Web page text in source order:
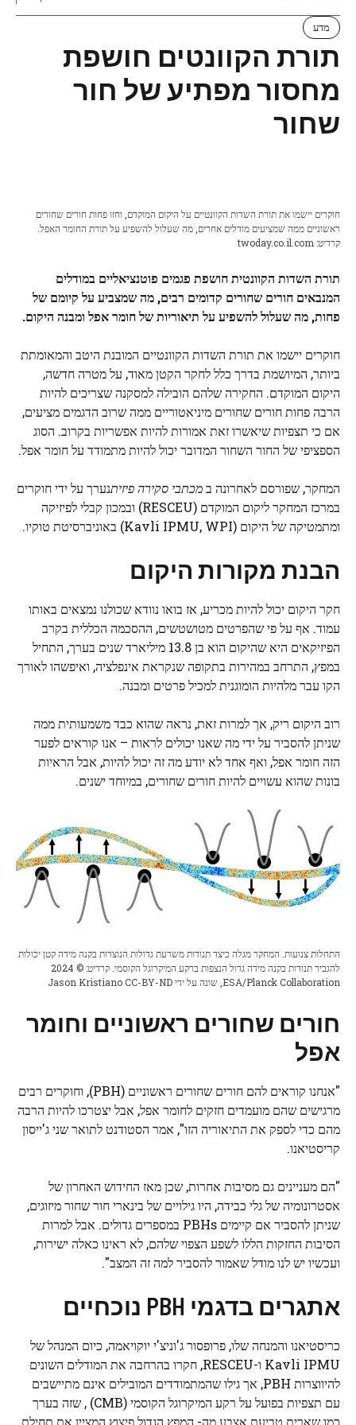
מדע
תורת הקוונטים חושפת
מחסור מפתיע של חור
שחור
חוקרים יישמו את תורת השדות הקוונטיים על היקום המוקדם, וחזו פחות חורים שחורים
ראשוניים ממה שמציעים מודלים אחרים, מה שעלול להשפיע על תורת החומר האפל.
קרדיט: twoday.co.il.com
תורת השדות הקוונטית חושפת פגמים פוטנציאליים במודלים
המנבאים חורים שחורים קדומים רבים, מה שמצביע על קיומם של
פחות, מה שעלול להשפיע על תיאוריות של חומר אפל ומבנה היקום.
חוקרים יישמו את תורת השדות הקוונטיים המובנת היטב והמאומתת
ביותר, המיושמת בדרך כלל לחקר הקטן מאוד, על מטרה חדשה,
היקום המוקדם. החקירה שלהם הובילה למסקנה שצריכים להיות
הרבה פחות חורים שחורים מיניאטוריים ממה שרוב הדגמים מציעים,
אם כי תצפיות שיאשרו זאת אמורות להיות אפשריות בקרוב. הסוג
הספציפי של החור השחור המדובר יכול להיות מתמודד על חומר אפל.
המחקר, שפורסם לאחרונה במכתבי סקירה פיזיתנערך על ידי חוקרים
במרכז המחקר ליקום המוקדם (RESCEU) ובמכון קבלי לפיזיקה
ומתמטיקה של היקום (Kavli IPMU, WPI) באוניברסיטת טוקיו.
הבנת מקורות היקום
חקר היקום יכול להיות מכריע, אז בואו נוודא שכולנו נמצאים באותו
עמוד. אף על פי שהפרטים מטושטשים, ההסכמה הכללית בקרב
הפיזיקאים היא שהיקום הוא בן 13.8 מיליארד שנים בערך, התחיל
במפץ, התרחב במהירות בתקופה שנקראת אינפלציה, ואיפשהו לאורך
הקו עבר מלהיות הומוגנית למכיל פרטים ומבנה.
רוב היקום ריק, אך למרות זאת, נראה שהוא כבד משמעותית ממה
שניתן להסביר על ידי מה שאנו יכולים לראות – אנו קוראים לפער
הזה חומר אפל, ואף אחד לא יודע מה זה יכול להיות, אבל הראיות
בונות שהוא עשויים להיות חורים שחורים, במיוחד ישנים.
התחלות צנועות. המחקר מגלה כיצד תנודות משרעת גדולות הנוצרות בקנה מידה קטן יכולות
להגביר תנודות בקנה מידה גדול הנצפות ברקע המיקרוגל הקוסמי. קרדיט: © 2024
ESA/Planck Collaboration, שונה על ידי Jason Kristiano CC-BY-ND
חורים שחורים ראשוניים וחומר
אפל
"אנחנו קוראים להם חורים שחורים ראשוניים (PBH), וחוקרים רבים
מרגישים שהם מועמדים חזקים לחומר אפל, אבל יצטרכו להיות הרבה
מהם כדי לספק את התיאוריה הזו", אמר הסטודנט לתואר שני ג'ייסון
קריסטיאנו.
"הם מעניינים גם מסיבות אחרות, שכן מאז החידוש האחרון של
אסטרונומיה של גלי כבידה, היו גילויים של בינאריחור שחורמיזוגים,
שניתן להסביר אם קיימים PBHs במספרים גדולים. אבל למרות
הסיבות החזקות הללו לשפע הצפוי שלהם, לא ראינו כאלה ישירות,
ועכשיו יש לנו מודל שאמור להסביר למה זה המצב".
אתגרים בדגמי PBH נוכחיים
כריסטיאנו והמנחה שלו, פרופסור ג'וניצ'י יוקויאמה, כיום המנהל של
Kavli IPMU ו-RESCEU, חקרו בהרחבה את המודלים השונים
להיווצרות PBH, אך גילו שהמתמודדים המובילים אינם מתיישבים
עם תצפיות בפועל על רקע המיקרוגל הקוסמי (CMB) , שזה בערך
כמו שארית טביעת אצבע מה- המפץ הגדולפיצוץ המציין את תחילת